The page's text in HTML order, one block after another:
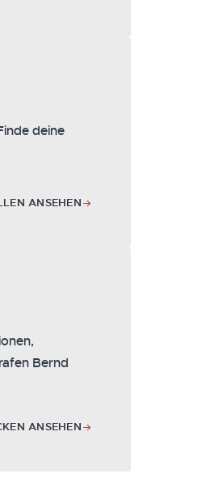
deine
ANSEHEN
Bernd
ANSEHEN